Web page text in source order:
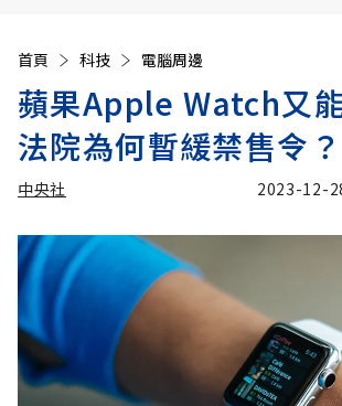
首頁 科技 電腦周邊
蘋果Apple Watch又
法院為何暫緩禁售令？
中央社 2023-12-